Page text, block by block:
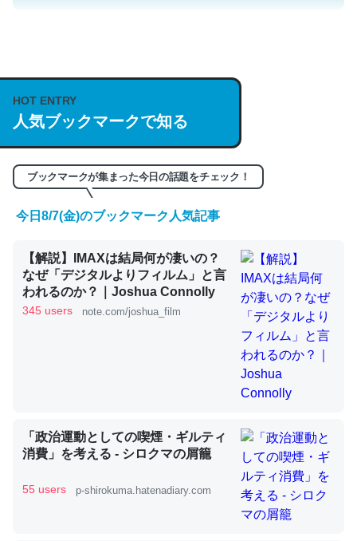
説してる記事が少ないので貴重な良記事。/続編来た
https://isobe324649.hatenablog.com/entry/2023/03/27
/064121
─GPTの仕組みと限界についての考察（１） - conceptualization
くらい。小説でいう「ずっと前の伏線」は回収されないけ
ど、短期記憶というには多い分量。進化すればするほど分
かりやすく強くなりそう
─GPTの仕組みと限界についての考察（１） - conceptualization
昆虫ってカルシウム少ないのか。知らんかった。調べたら
コオロギのカルシウム分はエビの600分の1程度。
─ニュース :: 【研究発表】昆虫学の大問題＝「昆虫はなぜ海にいな
HOT ENTRY
人気ブックマークで知る
ブックマークが集まった今日の話題をチェック！
今日8/7(金)のブックマーク人気記事
【解説】IMAXは結局何が凄いの？
なぜ「デジタルよりフィルム」と言
われるのか？｜Joshua Connolly
345 users note.com/joshua_film
「政治運動としての喫煙・ギルティ
消費」を考える - シロクマの屑籠
55 users p-shirokuma.hatenadiary.com